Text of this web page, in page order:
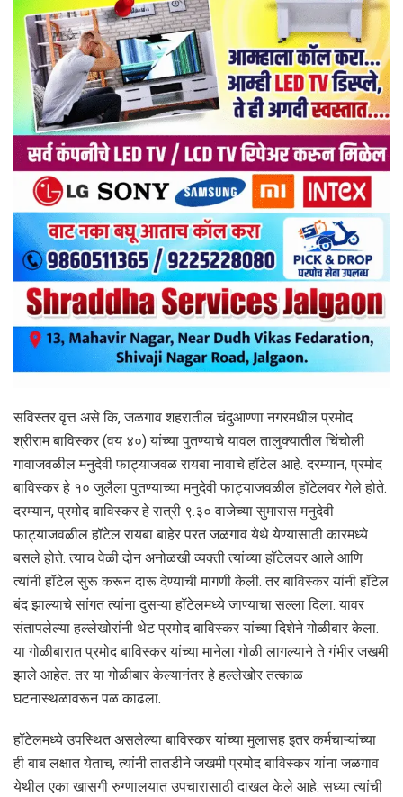
सविस्तर वृत्त असे कि, जळगाव शहरातील चंदुआण्णा नगरमधील प्रमोद
श्रीराम बाविस्कर (वय ४०) यांच्या पुतण्याचे यावल तालुक्यातील चिंचोली
गावाजवळील मनुदेवी फाट्याजवळ रायबा नावाचे हॉटेल आहे. दरम्यान, प्रमोद
बाविस्कर हे १० जुलैला पुतण्याच्या मनुदेवी फाट्याजवळील हॉटेलवर गेले होते.
दरम्यान, प्रमोद बाविस्कर हे रात्री ९.३० वाजेच्या सुमारास मनुदेवी
फाट्याजवळील हॉटेल रायबा बाहेर परत जळगाव येथे येण्यासाठी कारमध्ये
बसले होते. त्याच वेळी दोन अनोळखी व्यक्ती त्यांच्या हॉटेलवर आले आणि
त्यांनी हॉटेल सुरू करून दारू देण्याची मागणी केली. तर बाविस्कर यांनी हॉटेल
बंद झाल्याचे सांगत त्यांना दुसऱ्या हॉटेलमध्ये जाण्याचा सल्ला दिला. यावर
संतापलेल्या हल्लेखोरांनी थेट प्रमोद बाविस्कर यांच्या दिशेने गोळीबार केला.
या गोळीबारात प्रमोद बाविस्कर यांच्या मानेला गोळी लागल्याने ते गंभीर जखमी
झाले आहेत. तर या गोळीबार केल्यानंतर हे हल्लेखोर तत्काळ
घटनास्थळावरून पळ काढला.
हॉटेलमध्ये उपस्थित असलेल्या बाविस्कर यांच्या मुलासह इतर कर्मचाऱ्यांच्या
ही बाब लक्षात येताच, त्यांनी तातडीने जखमी प्रमोद बाविस्कर यांना जळगाव
येथील एका खासगी रुग्णालयात उपचारासाठी दाखल केले आहे. सध्या त्यांची